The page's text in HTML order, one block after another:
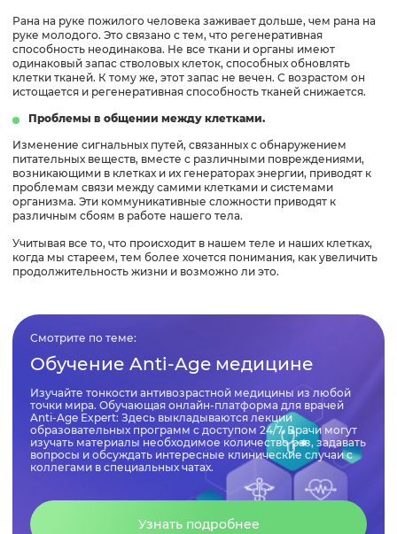
Рана на руке пожилого человека заживает дольше, чем рана на
руке молодого. Это связано с тем, что регенеративная
способность неодинакова. Не все ткани и органы имеют
одинаковый запас стволовых клеток, способных обновлять
клетки тканей. К тому же, этот запас не вечен. С возрастом он
истощается и регенеративная способность тканей снижается.
Проблемы в общении между клетками.
Изменение сигнальных путей, связанных с обнаружением
питательных веществ, вместе с различными повреждениями,
возникающими в клетках и их генераторах энергии, приводят к
проблемам связи между самими клетками и системами
организма. Эти коммуникативные сложности приводят к
различным сбоям в работе нашего тела.
Учитывая все то, что происходит в нашем теле и наших клетках,
когда мы стареем, тем более хочется понимания, как увеличить
продолжительность жизни и возможно ли это.
Смотрите по теме:
Обучение Anti-Age медицине
Изучайте тонкости антивозрастной медицины из любой
точки мира. Обучающая онлайн-платформа для врачей
Anti-Age Expert: Здесь выкладываются лекции
образовательных программ с доступом 24/7. Врачи могут
изучать материалы необходимое количество раз, задавать
вопросы и обсуждать интересные клинические случаи с
коллегами в специальных чатах.
Узнать подробнее